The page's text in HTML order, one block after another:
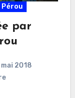
Pérou
par
mai 2018